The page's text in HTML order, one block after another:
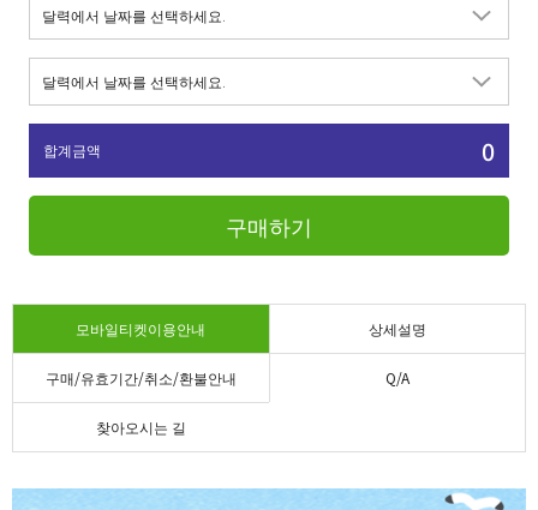
합계금액 0
구매하기
모바일티켓이용안내 상세설명
구매/유효기간/취소/환불안내 Q/A
찾아오시는 길